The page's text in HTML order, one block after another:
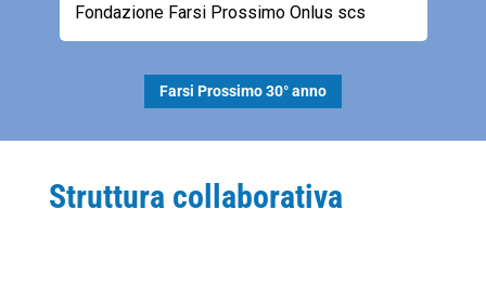
Fondazione Farsi Prossimo Onlus scs
Farsi Prossimo 30° anno
Struttura collaborativa